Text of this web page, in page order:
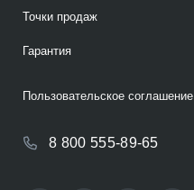
Точки продаж
Гарантия
8 800 555-89-65
Пользовательское соглашение